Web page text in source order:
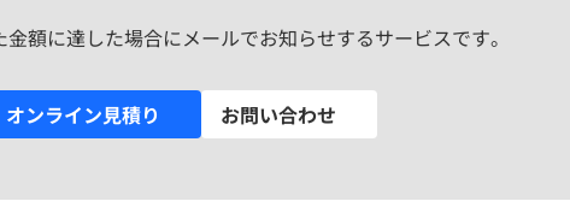
額に達した場合にメールでお知らせするサービスです。
オンライン見積り お問い合わせ